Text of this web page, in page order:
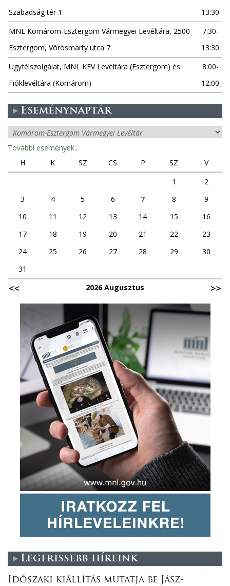
Szabadság tér 1.
13:30
MNL Komárom-Esztergom Vármegyei Levéltára, 2500
Esztergom, Vörösmarty utca 7.
7:30-
13:30
Ügyfélszolgálat, MNL KEV Levéltára (Esztergom) és
Fióklevéltára (Komárom)
8:00-
12:00
Eseménynaptár
További események..
H
K SZ CS P SZ
V
1
2
3
4 5 6 7 8
9
10
11 12 13 14 15
16
17
18 19 20 21 22
23
24
25 26 27 28 29
30
31
2026 Augusztus
Legfrissebb híreink
Időszaki kiállítás mutatja be Jász-